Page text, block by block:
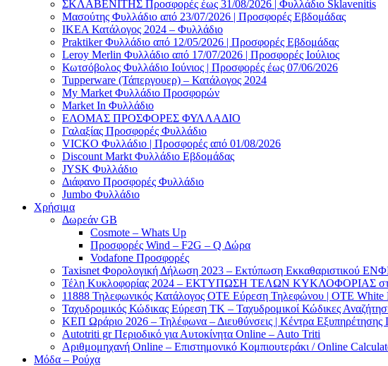
ΣΚΛΑΒΕΝΙΤΗΣ Προσφορές έως 31/08/2026 | Φυλλάδιο Sklavenitis
Μασούτης Φυλλάδιο από 23/07/2026 | Προσφορές Εβδομάδας
ΙΚΕΑ Κατάλογος 2024 – Φυλλάδιο
Praktiker Φυλλάδιο από 12/05/2026 | Προσφορές Εβδομάδας
Leroy Merlin Φυλλάδιο από 17/07/2026 | Προσφορές Ιούλιος
Κωτσόβολος Φυλλάδιο Ιούνιος | Προσφορές έως 07/06/2026
Tupperware (Τάπεργουερ) – Κατάλογος 2024
My Market Φυλλάδιο Προσφορών
Market In Φυλλάδιο
ΕΛΟΜΑΣ ΠΡΟΣΦΟΡΕΣ ΦΥΛΛΑΔΙΟ
Γαλαξίας Προσφορές Φυλλάδιο
VICKO Φυλλάδιο | Προσφορές από 01/08/2026
Discount Markt Φυλλάδιο Εβδομάδας
JYSK Φυλλάδιο
Διάφανο Προσφορές Φυλλάδιο
Jumbo Φυλλάδιο
Χρήσιμα
Δωρεάν GB
Cosmote – Whats Up
Προσφορές Wind – F2G – Q Δώρα
Vodafone Προσφορές
Taxisnet Φορολογική Δήλωση 2023 – Εκτύπωση Εκκαθαριστικού
Τέλη Kυκλοφορίας 2024 – ΕΚΤΥΠΩΣΗ ΤΕΛΩΝ ΚΥΚΛΟΦΟΡΙΑΣ
11888 Τηλεφωνικός Κατάλογος ΟΤΕ Εύρεση Τηλεφώνου | OTE
Ταχυδρομικός Κώδικας Εύρεση ΤΚ – Ταχυδρομικοί Κώδικες
ΚΕΠ Ωράριο 2026 – Τηλέφωνα – Διευθύνσεις | Κέντρα Εξυπηρέτησης
Autotriti gr Περιοδικό για Αυτοκίνητα Online – Auto Triti
Αριθμομηχανή Online – Επιστημονικό Κομπιουτεράκι / Online
Μόδα – Ρούχα